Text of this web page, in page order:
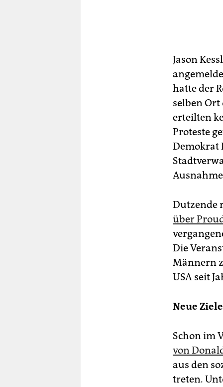
Jason
hatte der
selben
erteilten
Proteste
Demokrat
Dutzende
über
Die
Männern
USA seit
Neue
Schon im
von
aus den
treten.